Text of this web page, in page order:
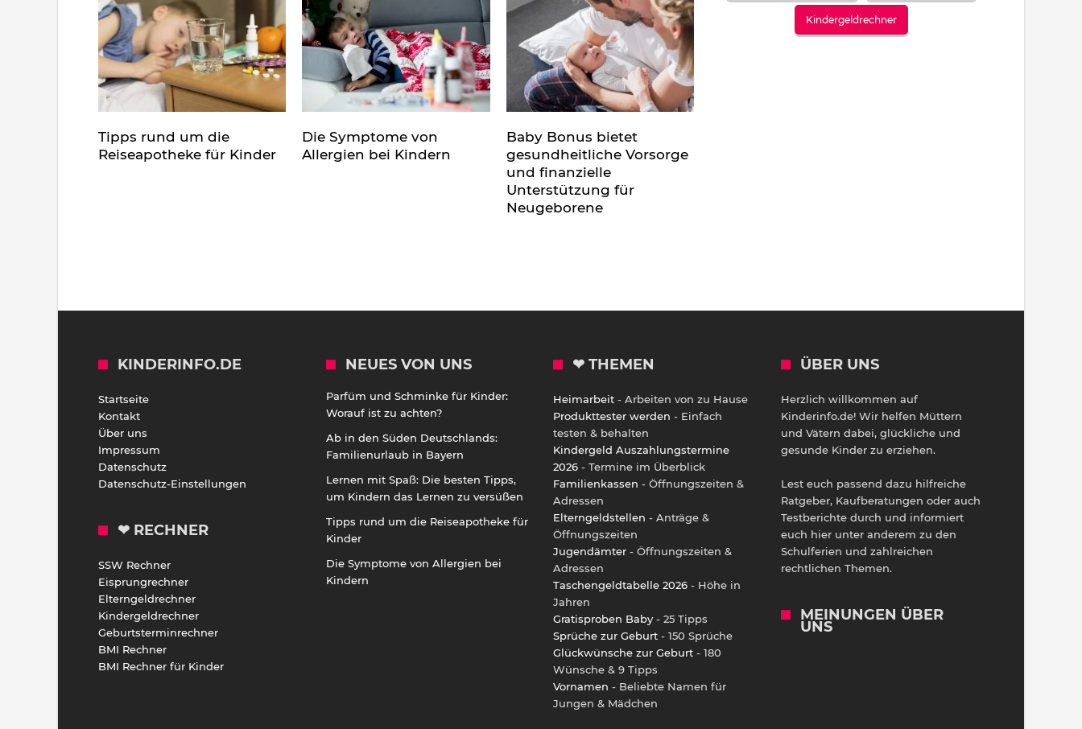
Tipps rund um die
Reiseapotheke für Kinder
Die Symptome von
Allergien bei Kindern
Baby Bonus bietet
gesundheitliche Vorsorge
und finanzielle
Unterstützung für
Neugeborene
Kindergeldrechner
KINDERINFO.DE
Startseite
Kontakt
Über uns
Impressum
Datenschutz
Datenschutz-Einstellungen
❤ RECHNER
SSW Rechner
Eisprungrechner
Elterngeldrechner
Kindergeldrechner
Geburtsterminrechner
BMI Rechner
BMI Rechner für Kinder
NEUES VON UNS
Parfüm und Schminke für Kinder:
Worauf ist zu achten?
Ab in den Süden Deutschlands:
Familienurlaub in Bayern
Lernen mit Spaß: Die besten Tipps,
um Kindern das Lernen zu versüßen
Tipps rund um die Reiseapotheke für
Kinder
Die Symptome von Allergien bei
Kindern
❤ THEMEN
Heimarbeit - Arbeiten von zu Hause
Produkttester werden - Einfach
testen & behalten
Kindergeld Auszahlungstermine
2026 - Termine im Überblick
Familienkassen - Öffnungszeiten &
Adressen
Elterngeldstellen - Anträge &
Öffnungszeiten
Jugendämter - Öffnungszeiten &
Adressen
Taschengeldtabelle 2026 - Höhe in
Jahren
Gratisproben Baby - 25 Tipps
Sprüche zur Geburt - 150 Sprüche
Glückwünsche zur Geburt - 180
Wünsche & 9 Tipps
Vornamen - Beliebte Namen für
Jungen & Mädchen
ÜBER UNS
Herzlich willkommen auf
Kinderinfo.de! Wir helfen Müttern
und Vätern dabei, glückliche und
gesunde Kinder zu erziehen.
Lest euch passend dazu hilfreiche
Ratgeber, Kaufberatungen oder auch
Testberichte durch und informiert
euch hier unter anderem zu den
Schulferien und zahlreichen
rechtlichen Themen.
MEINUNGEN ÜBER
UNS